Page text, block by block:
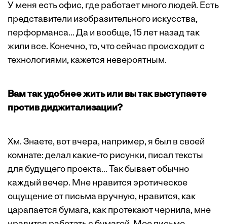
У меня есть офис, где работает много людей. Есть
представители изобразительного искусства,
перформанса... Да и вообще, 15 лет назад так
жили все. Конечно, то, что сейчас происходит с
технологиями, кажется невероятным.
Вам так удобнее жить или вы так выступаете
против диджитализации?
Хм. Знаете, вот вчера, например, я был в своей
комнате: делал какие-то рисунки, писал тексты
для будущего проекта... Так бывает обычно
каждый вечер. Мне нравится эротическое
ощущение от письма вручную, нравится, как
царапается бумага, как протекают чернила, мне